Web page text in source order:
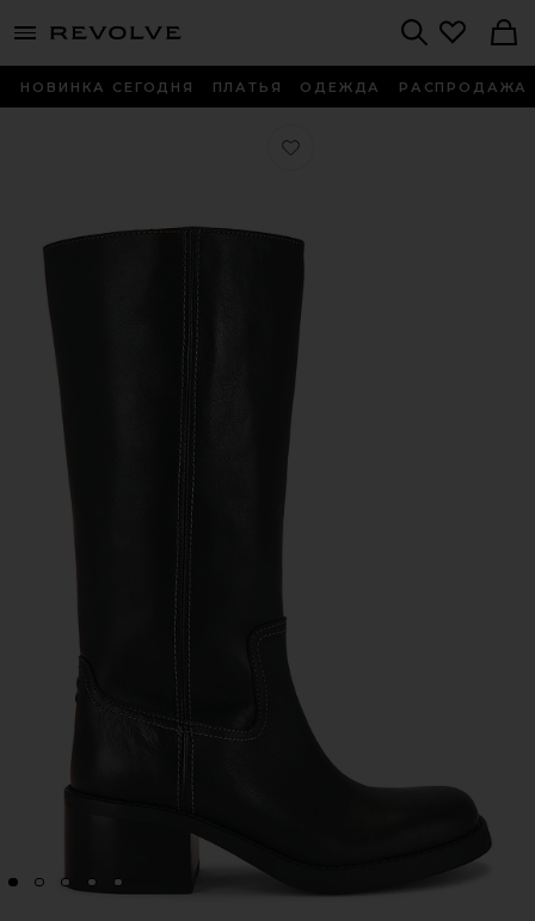
menu - shows more content
НОВИНКА СЕГОДНЯ ПЛАТЬЯ ОДЕЖДА РАСПРОДАЖА
Любимое САПОГИ TALL